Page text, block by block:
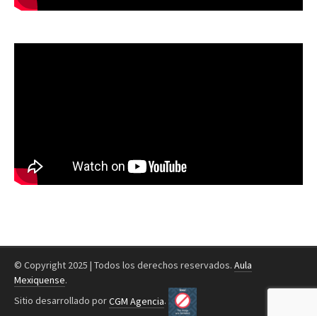
© Copyright 2025 | Todos los derechos reservados. Aula
Mexiquense.
Sitio desarrollado porCGM Agencia.